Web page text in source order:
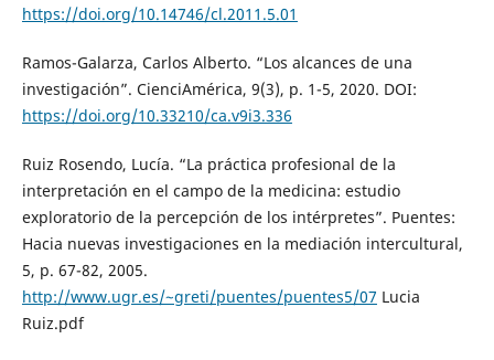
https://doi.org/10.14746/cl.2011.5.01
Ramos-Galarza, Carlos Alberto. “Los alcances de una
investigación”. CienciAmérica, 9(3), p. 1-5, 2020. DOI:
https://doi.org/10.33210/ca.v9i3.336
Ruiz Rosendo, Lucía. “La práctica profesional de la
interpretación en el campo de la medicina: estudio
exploratorio de la percepción de los intérpretes”. Puentes:
Hacia nuevas investigaciones en la mediación intercultural,
5, p. 67-82, 2005.
http://www.ugr.es/~greti/puentes/puentes5/07 Lucia
Ruiz.pdf